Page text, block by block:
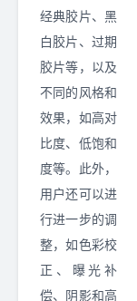
经典胶片、黑
白胶片、过期
胶片等，以及
不同的风格和
效果，如高对
比度、低饱和
度等。此外，
用户还可以进
行进一步的调
整，如色彩校
正、曝光补
偿、阴影和高